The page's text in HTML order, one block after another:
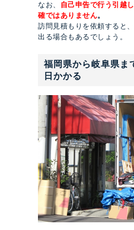
なお、
自己申告で行う引越
確ではありません。
訪問見積もりを依頼すると
出る場合もあるでしょう。
福岡県から岐阜県ま
日かかる